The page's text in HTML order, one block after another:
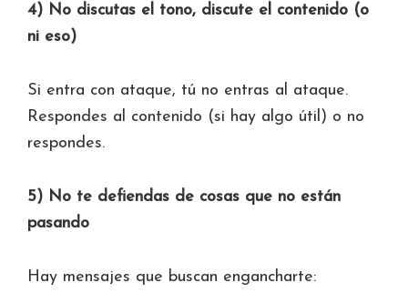
4) No discutas el tono, discute el contenido (o
ni eso)
Si entra con ataque, tú no entras al ataque.
Respondes al contenido (si hay algo útil) o no
respondes.
5) No te defiendas de cosas que no están
pasando
Hay mensajes que buscan engancharte: